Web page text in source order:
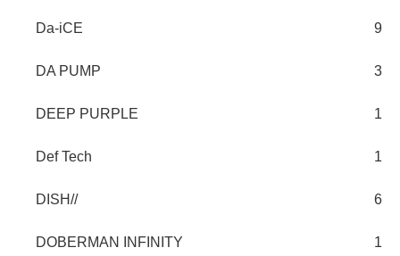
Da-iCE 9
DA PUMP 3
DEEP PURPLE 1
Def Tech 1
DISH// 6
DOBERMAN INFINITY 1